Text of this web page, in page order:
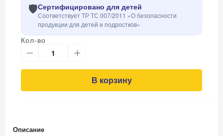
🛡️Сертифицировано для детей
Соответствует ТР ТС 007/2011 «О безопасности
продукции для детей и подростков»
Кол-во
В корзину
Описание